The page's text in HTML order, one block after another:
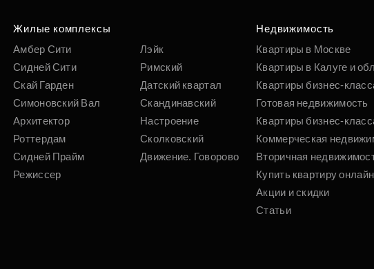
вам
Жилые комплексы
Амбер Сити
Сидней Сити
Скай Гарден
Симоновский Вал
Архитектор
Роттердам
Сидней Прайм
Режиссер
Лэйк
Римский
Датский квартал
Скандинавский
Настроение
Сколковский
Движение. Говорово
Недвижимость
Квартиры в Москве
Квартиры в Калуге и
Квартиры бизнес-
Готовая недвижимость
Квартиры бизнес-
Коммерческая
Вторичная
Купить квартиру онлайн
Акции и скидки
Статьи